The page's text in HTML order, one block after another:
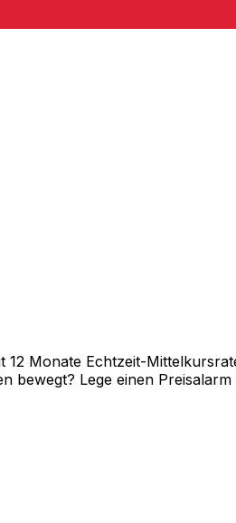
Monate Echtzeit-
Lege einen